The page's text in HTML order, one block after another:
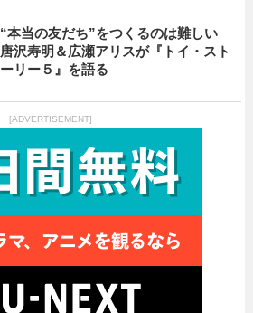
“本当の友だち”をつくるのは難しい
唐沢寿明＆広瀬アリスが『トイ・スト
ーリー５』を語る
[ADVERTISEMENT]